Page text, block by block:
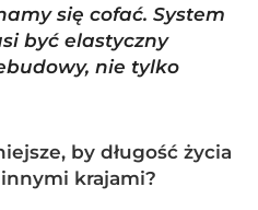
się cofać. System
być elastyczny
nie tylko
by długość życia
innymi krajami?